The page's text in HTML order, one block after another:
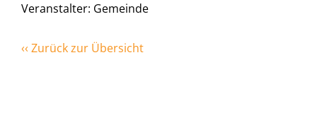
Veranstalter: Gemeinde
‹‹ Zurück zur Übersicht